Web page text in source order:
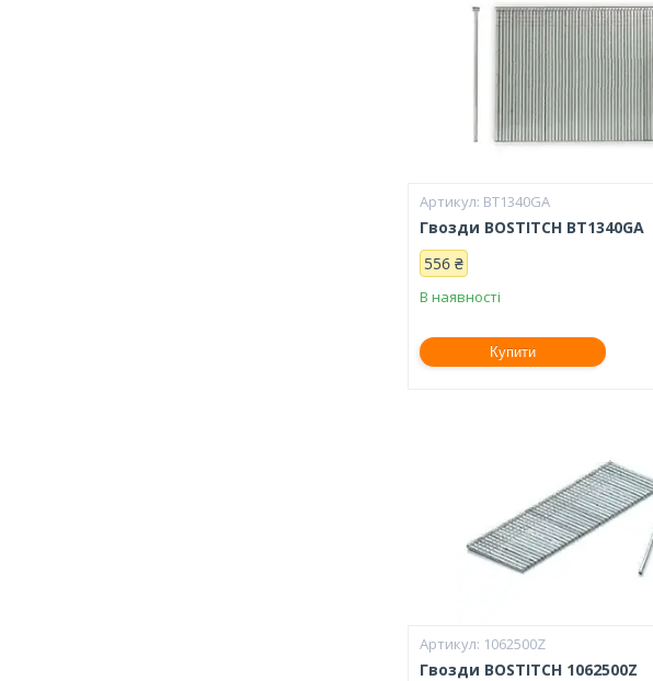
BT1340GA
Гвозди BOSTITCH BT1340GA
556 ₴
В наявності
Купити
1062500Z
Гвозди BOSTITCH 1062500Z